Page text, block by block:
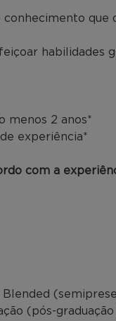
conhecimento
habilidades
menos 2 anos*
experiência*
com a
(pós-